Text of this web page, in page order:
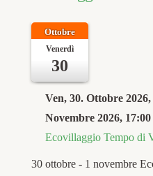
Ottobre
Venerdì
30
Ven, 30. Ottobre 2026,
Novembre 2026, 17:00
Ecovillaggio Tempo di
30 ottobre - 1 novembre